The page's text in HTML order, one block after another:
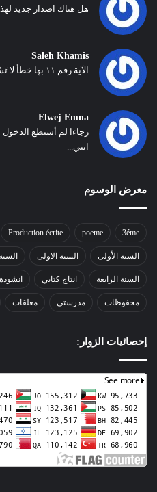
هل هناك اصدار جديد
Saleh Khamis
الآية رقم ١١ بها خطأ لا تَسْمَعُ فِيها لاغِيَةً لقد ضمت التا...
Elwej Emna
رجاءا لم أستطع الدخول
ابني...
معرض الوسوم
3éme
poeme
Production écrite
السنة الأولى السنة الاولى السنة
السنة الرابعة انتاج كتابي انشودة
محفوظات مدرستي معلقات
إحصائيات الزوار: